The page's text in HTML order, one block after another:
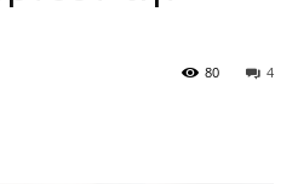
4
80